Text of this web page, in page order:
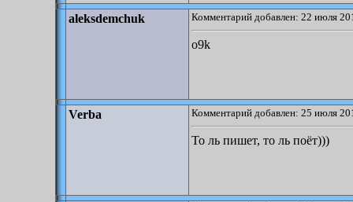
aleksdemchuk Комментарий добавлен: 22 июля
o9k
Verba Комментарий добавлен: 25 июля
То ль пишет, то ль поёт)))